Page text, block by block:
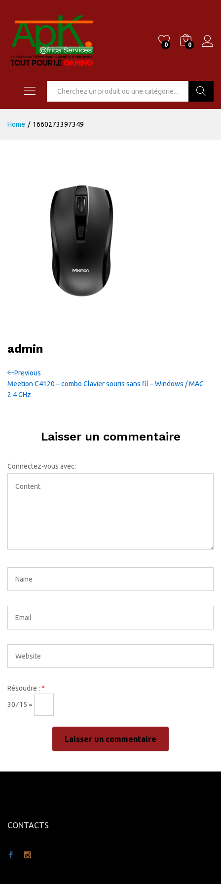
0 0
Home / 1660273397349
admin
Navigation
de
Previous
Post
Previous
Meetion C4120 – combo Clavier souris sans fil – Windows / MAC
2.4 GHz
Laisser un commentaire
Connectez-vous avec:
Résoudre : *
30 ⁄ 15 =
CONTACTS